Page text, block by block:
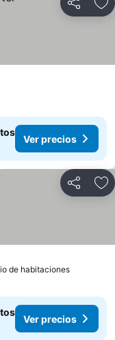
Compartir
precios
Ver precios
Compartir
de habitacionesVer
Ver precios